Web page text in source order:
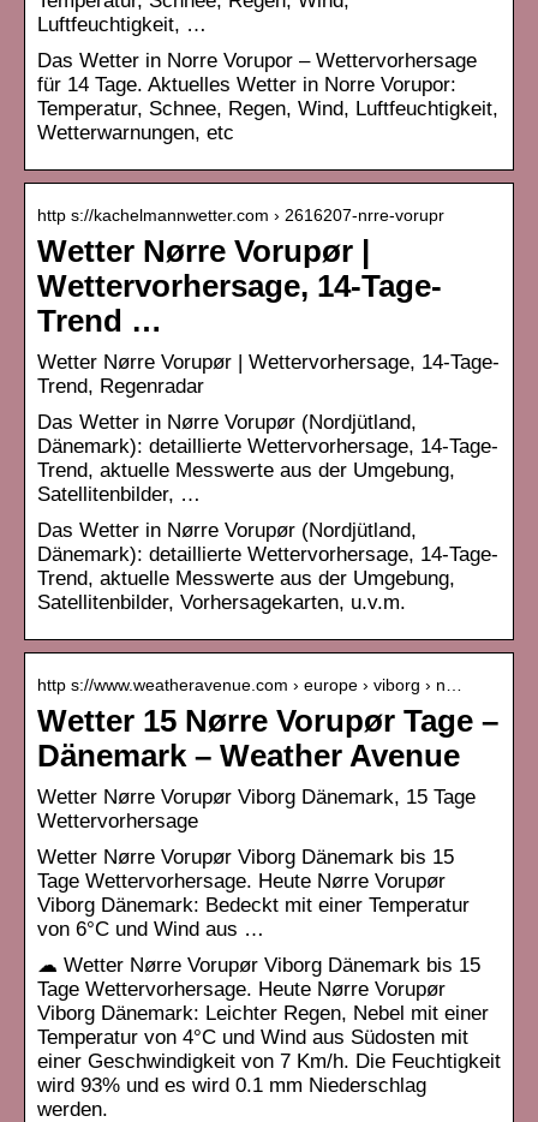
Luftfeuchtigkeit, …
Das Wetter in Norre Vorupor – Wettervorhersage
für 14 Tage. Aktuelles Wetter in Norre Vorupor:
Temperatur, Schnee, Regen, Wind, Luftfeuchtigkeit,
Wetterwarnungen, etc
http s://kachelmannwetter.com › 2616207-nrre-vorupr
Wetter Nørre Vorupør |
Wettervorhersage, 14-Tage-
Trend …
Wetter Nørre Vorupør | Wettervorhersage, 14-Tage-
Trend, Regenradar
Das Wetter in Nørre Vorupør (Nordjütland,
Dänemark): detaillierte Wettervorhersage, 14-Tage-
Trend, aktuelle Messwerte aus der Umgebung,
Satellitenbilder, …
Das Wetter in Nørre Vorupør (Nordjütland,
Dänemark): detaillierte Wettervorhersage, 14-Tage-
Trend, aktuelle Messwerte aus der Umgebung,
Satellitenbilder, Vorhersagekarten, u.v.m.
http s://www.weatheravenue.com › europe › viborg › n…
Wetter 15 Nørre Vorupør Tage –
Dänemark – Weather Avenue
Wetter Nørre Vorupør Viborg Dänemark, 15 Tage
Wettervorhersage
Wetter Nørre Vorupør Viborg Dänemark bis 15
Tage Wettervorhersage. Heute Nørre Vorupør
Viborg Dänemark: Bedeckt mit einer Temperatur
von 6°C und Wind aus …
☁ Wetter Nørre Vorupør Viborg Dänemark bis 15
Tage Wettervorhersage. Heute Nørre Vorupør
Viborg Dänemark: Leichter Regen, Nebel mit einer
Temperatur von 4°C und Wind aus Südosten mit
einer Geschwindigkeit von 7 Km/h. Die Feuchtigkeit
wird 93% und es wird 0.1 mm Niederschlag
werden.